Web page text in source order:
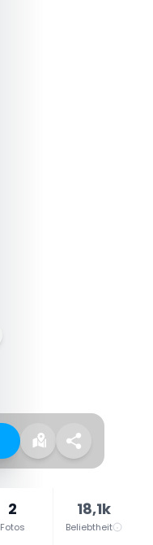
2
Fotos
18,1k
Beliebtheit